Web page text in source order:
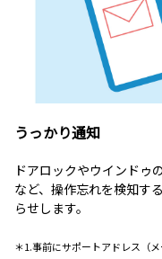
うっかり通知
ドアロックやウインドゥ
など、操作忘れを検知す
らせします。
＊1.事前にサポートアドレス（